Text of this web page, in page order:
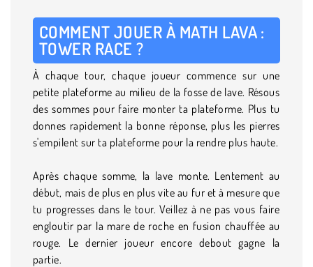
COMMENT JOUER À MATH LAVA :
TOWER RACE ?
À chaque tour, chaque joueur commence sur une
petite plateforme au milieu de la fosse de lave. Résous
des sommes pour faire monter ta plateforme. Plus tu
donnes rapidement la bonne réponse, plus les pierres
s'empilent sur ta plateforme pour la rendre plus haute.
Après chaque somme, la lave monte. Lentement au
début, mais de plus en plus vite au fur et à mesure que
tu progresses dans le tour. Veillez à ne pas vous faire
engloutir par la mare de roche en fusion chauffée au
rouge. Le dernier joueur encore debout gagne la
partie.